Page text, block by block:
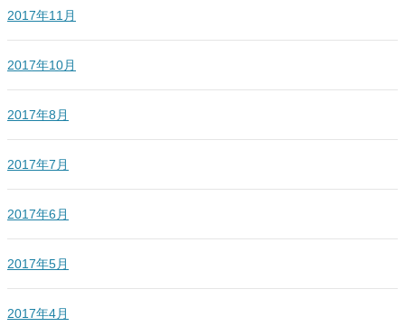
2017年11月
2017年10月
2017年8月
2017年7月
2017年6月
2017年5月
2017年4月